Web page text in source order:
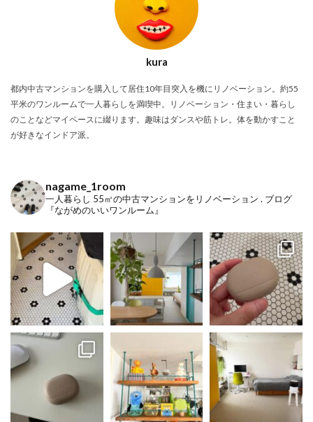
kura
都内中古マンションを購入して居住10年目突入を機にリノベーション。約55
平米のワンルームで一人暮らしを満喫中。リノベーション・住まい・暮らし
のことなどマイペースに綴ります。趣味はダンスや筋トレ。体を動かすこと
が好きなインドア派。
nagame_1room
一人暮らし 55㎡の中古マンションをリノベーション . ブログ
『ながめのいいワンルーム』